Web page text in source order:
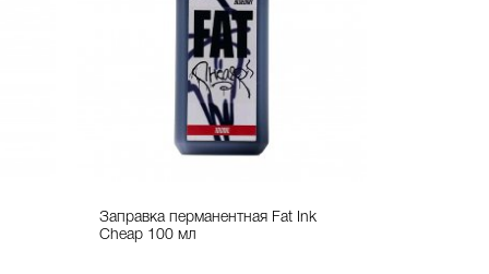
Заправка перманентная Fat Ink
Cheap 100 мл